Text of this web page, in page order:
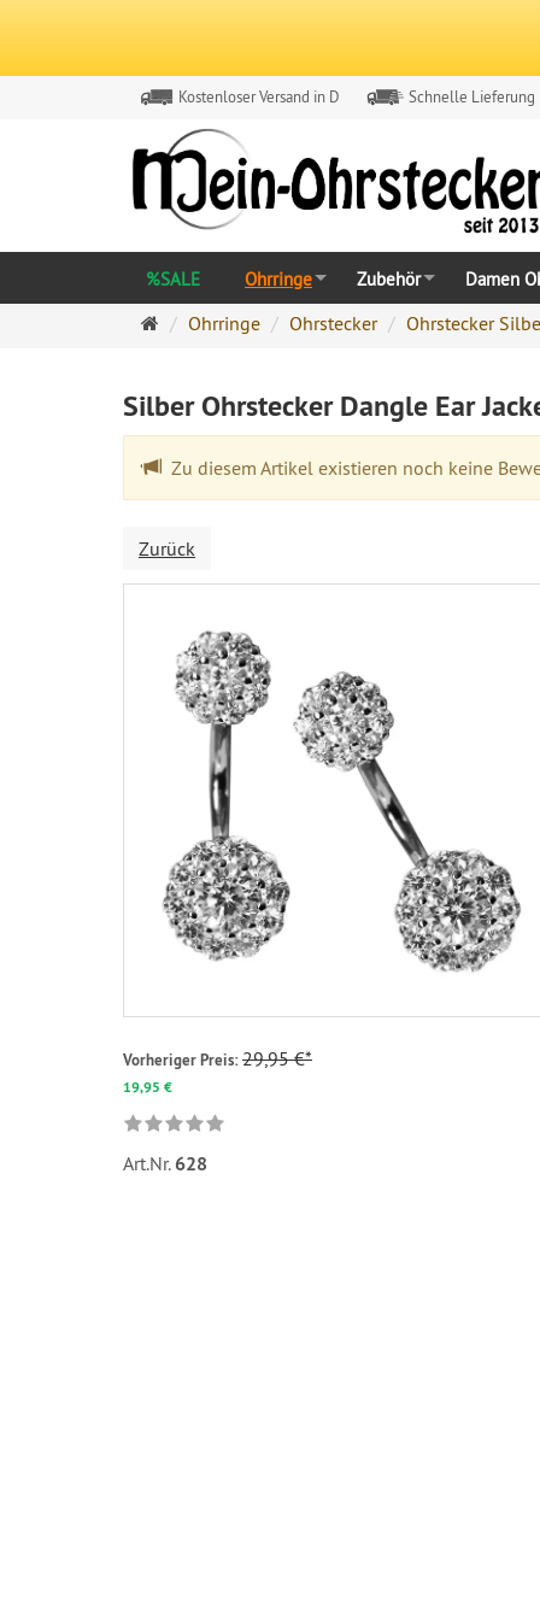
Kostenloser Versand in D Schnelle Lieferung
%SALE Ohrringe Zubehör Damen
Ohrringe
Ohrringe Ohrstecker Ohrstecker
Silber Ohrstecker Dangle Ear
Zu diesem Artikel existieren noch keine
Zurück
Vorheriger Preis:29,95 €*
19,95 €
Art.Nr.628